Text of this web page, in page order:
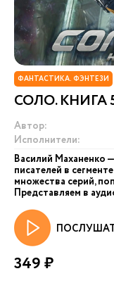
ФАНТАСТИКА. ФЭНТЕЗИ
СОЛО. КНИГА
Автор:
Исполнители:
Василий Маханенко
писателей в
множества серий,
Представляем в
349 ₽